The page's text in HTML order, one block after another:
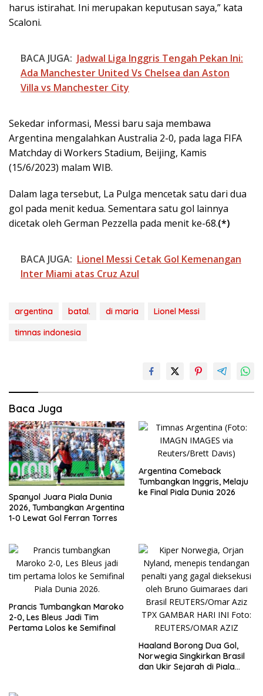
harus istirahat. Ini merupakan keputusan saya,” kata
Scaloni.
BACA JUGA: Jadwal Liga Inggris Tengah Pekan Ini:
Ada Manchester United Vs Chelsea dan Aston
Villa vs Manchester City
Sekedar informasi, Messi baru saja membawa
Argentina mengalahkan Australia 2-0, pada laga FIFA
Matchday di Workers Stadium, Beijing, Kamis
(15/6/2023) malam WIB.
Dalam laga tersebut, La Pulga mencetak satu dari dua
gol pada menit kedua. Sementara satu gol lainnya
dicetak oleh German Pezzella pada menit ke-68.(*)
BACA JUGA: Lionel Messi Cetak Gol Kemenangan
Inter Miami atas Cruz Azul
argentina batal. di maria
Lionel Messi
timnas indonesia
Baca Juga
Spanyol Juara Piala Dunia
2026, Tumbangkan Argentina
1-0 Lewat Gol Ferran Torres
Argentina Comeback
Tumbangkan Inggris, Melaju
ke Final Piala Dunia 2026
Prancis Tumbangkan Maroko
2-0, Les Bleus Jadi Tim
Pertama Lolos ke Semifinal
Haaland Borong Dua Gol,
Norwegia Singkirkan Brasil
dan Ukir Sejarah di Piala